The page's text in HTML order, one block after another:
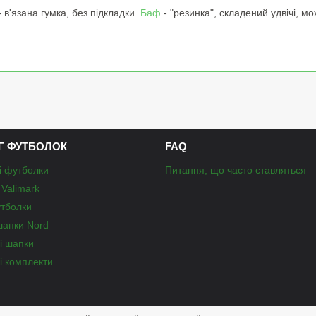
гумка, без підкладки. Баф - "резинка", складений удвічі,
ФУТБОЛОК
футболки
Nord
шапки
комплекти
FAQ
Питання, що часто ставляться